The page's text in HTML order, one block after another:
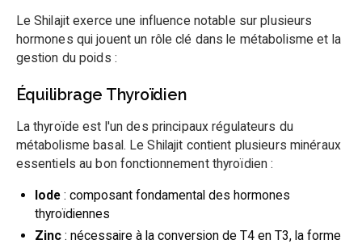
Le Shilajit exerce une influence notable sur plusieurs
hormones qui jouent un rôle clé dans le métabolisme et la
gestion du poids :
Équilibrage Thyroïdien
La thyroïde est l'un des principaux régulateurs du
métabolisme basal. Le Shilajit contient plusieurs minéraux
essentiels au bon fonctionnement thyroïdien :
Iode : composant fondamental des hormones
thyroïdiennes
Zinc : nécessaire à la conversion de T4 en T3, la forme